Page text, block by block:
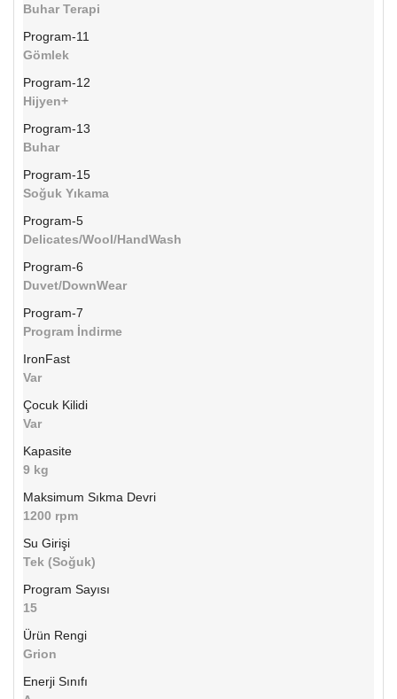
Buhar Terapi
Program-11
Gömlek
Program-12
Hijyen+
Program-13
Buhar
Program-15
Soğuk Yıkama
Program-5
Delicates/Wool/HandWash
Program-6
Duvet/DownWear
Program-7
Program İndirme
IronFast
Var
Çocuk Kilidi
Var
Kapasite
9 kg
Maksimum Sıkma Devri
1200 rpm
Su Girişi
Tek (Soğuk)
Program Sayısı
15
Ürün Rengi
Grion
Enerji Sınıfı